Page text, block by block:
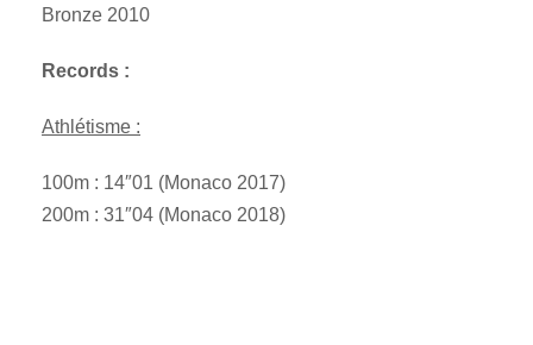
Bronze 2010
Records :
Athlétisme :
100m : 14″01 (Monaco 2017)
200m : 31″04 (Monaco 2018)